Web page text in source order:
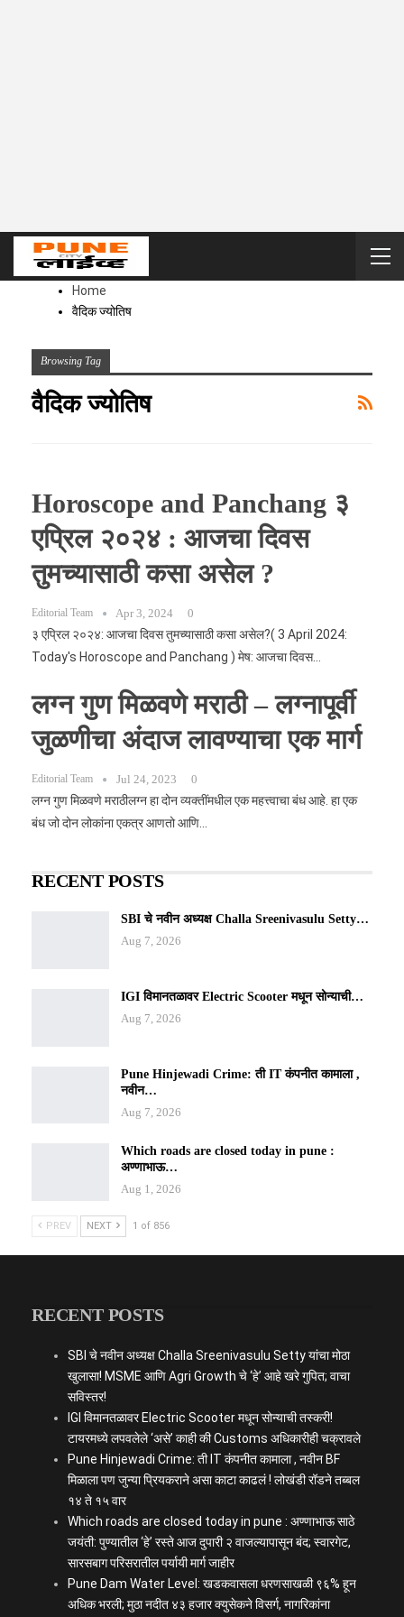
Home
वैदिक ज्योतिष
Browsing Tag
वैदिक ज्योतिष
Horoscope and Panchang ३
एप्रिल २०२४ : आजचा दिवस
तुमच्यासाठी कसा असेल ?
Editorial Team Apr 3, 2024 0
३ एप्रिल २०२४: आजचा दिवस तुमच्यासाठी कसा असेल?( 3 April 2024:
Today's Horoscope and Panchang ) मेष: आजचा दिवस…
लग्न गुण मिळवणे मराठी – लग्नापूर्वी
जुळणीचा अंदाज लावण्याचा एक मार्ग
Editorial Team Jul 24, 2023 0
लग्न गुण मिळवणे मराठीलग्न हा दोन व्यक्तींमधील एक महत्त्वाचा बंध आहे. हा एक
बंध जो दोन लोकांना एकत्र आणतो आणि…
RECENT POSTS
SBI चे नवीन अध्यक्ष Challa Sreenivasulu Setty…
Aug 7, 2026
IGI विमानतळावर Electric Scooter मधून सोन्याची…
Aug 7, 2026
Pune Hinjewadi Crime: ती IT कंपनीत कामाला ,
नवीन…
Aug 7, 2026
Which roads are closed today in pune :
अण्णाभाऊ…
Aug 1, 2026
PREV NEXT 1 of 856
RECENT POSTS
SBI चे नवीन अध्यक्ष Challa Sreenivasulu Setty यांचा मोठा
खुलासा! MSME आणि Agri Growth चे ‘हे’ आहे खरे गुपित; वाचा
सविस्तर!
IGI विमानतळावर Electric Scooter मधून सोन्याची तस्करी!
टायरमध्ये लपवलेले ‘असे’ काही की Customs अधिकारीही चक्रावले
Pune Hinjewadi Crime: ती IT कंपनीत कामाला , नवीन BF
मिळाला पण जुन्या प्रियकराने असा काटा काढलं ! लोखंडी रॉडने तब्बल
१४ ते १५ वार
Which roads are closed today in pune : अण्णाभाऊ साठे
जयंती: पुण्यातील ‘हे’ रस्ते आज दुपारी २ वाजल्यापासून बंद; स्वारगेट,
सारसबाग परिसरातील पर्यायी मार्ग जाहीर
Pune Dam Water Level: खडकवासला धरणसाखळी ९६% हून
अधिक भरली; मुठा नदीत ४३ हजार क्युसेकने विसर्ग, नागरिकांना